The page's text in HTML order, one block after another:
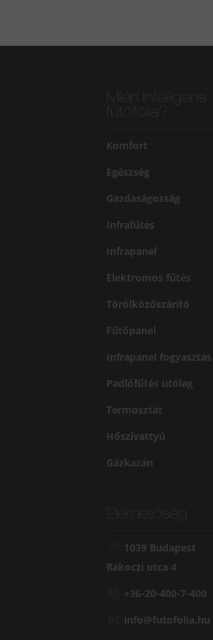
Komfort
Egészség
Gazdaságosság
Infrafűtés
Infrapanel
Elektromos fűtés
Törölközőszárító
Fűtőpanel
Infrapanel fogyasztás
Padlófűtés utólag
Termosztát
Hőszivattyú
Gázkazán
1039 Budapest
Rákoczi utca 4
+36-20-400-7-400
info@futofolia.hu